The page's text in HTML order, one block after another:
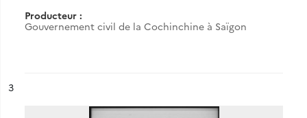
Producteur :
Gouvernement civil de la Cochinchine à Saïgon
n°
3